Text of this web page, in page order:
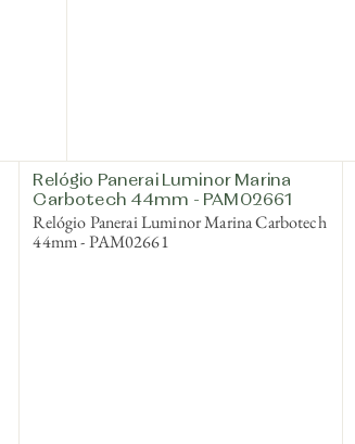
Relógio Panerai Luminor Marina
Carbotech 44mm - PAM02661
Relógio Panerai Luminor Marina Carbotech
44mm - PAM02661